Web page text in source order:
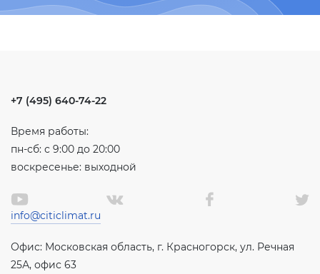
+7 (495) 640-74-22
Время работы:
пн-сб: с 9:00 до 20:00
воскресенье: выходной
info@citiclimat.ru
Офис: Московская область, г. Красногорск, ул. Речная
25А, офис 63